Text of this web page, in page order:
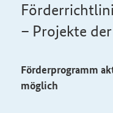
– Projekte
Förderprogramm
möglich